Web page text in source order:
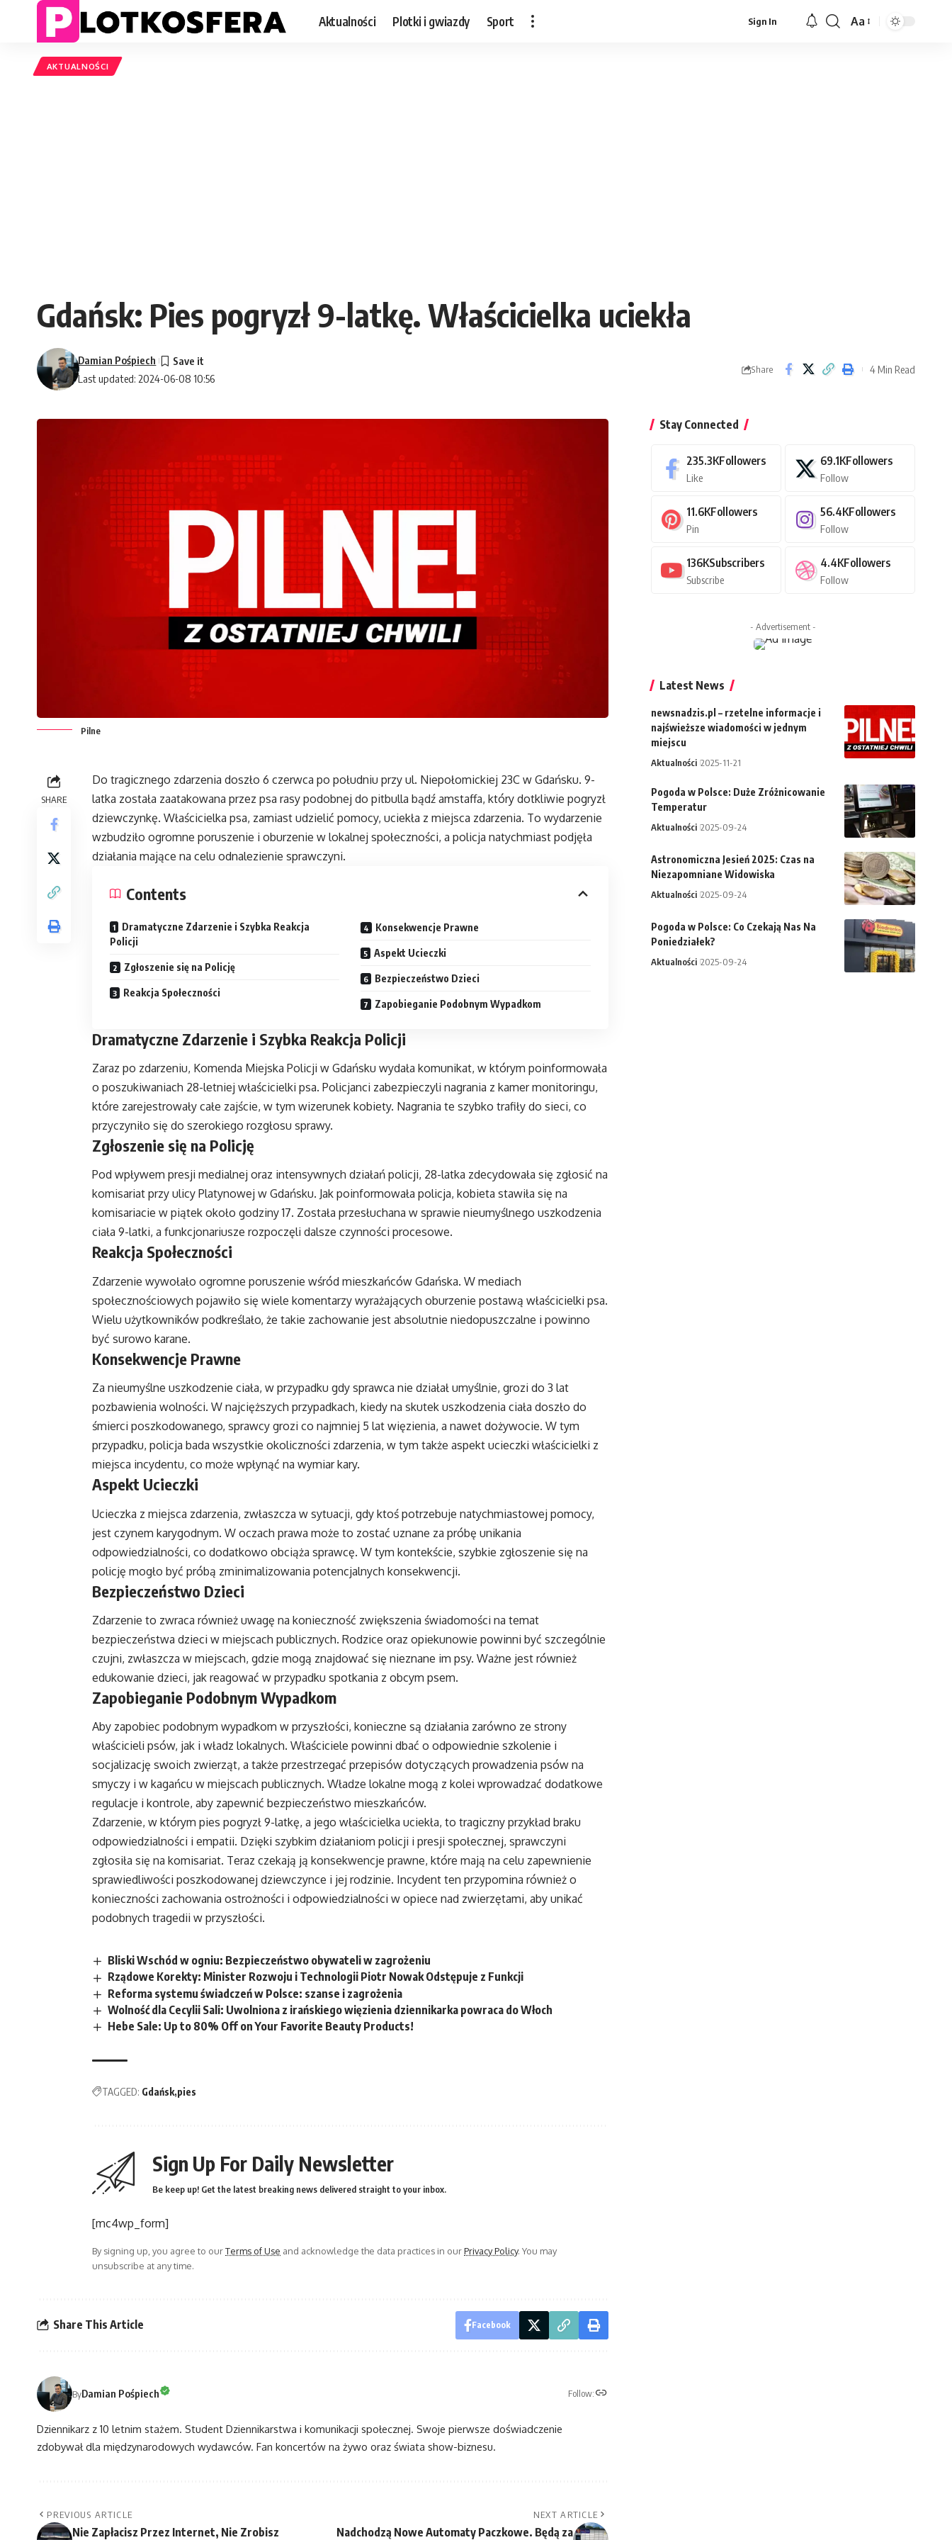
Aktualności Plotki i gwiazdy Sport Sign In
Font
Aa
AKTUALNOŚCI
Gdańsk: Pies pogryzł 9-latkę. Właścicielka uciekła
Last updated: 2024-06-08 10:56
Damian Pośpiech
Share 4 Min Read
Pilne
SHARE
Do tragicznego zdarzenia doszło 6 czerwca po południu przy ul. Niepołomickiej 23C w Gdańsku. 9-
latka została zaatakowana przez psa rasy podobnej do pitbulla bądź amstaffa, który dotkliwie pogryzł
dziewczynkę. Właścicielka psa, zamiast udzielić pomocy, uciekła z miejsca zdarzenia. To wydarzenie
wzbudziło ogromne poruszenie i oburzenie w lokalnej społeczności, a policja natychmiast podjęła
działania mające na celu odnalezienie sprawczyni.
Contents
Dramatyczne Zdarzenie i Szybka Reakcja
Policji
Zgłoszenie się na Policję
Reakcja Społeczności
Konsekwencje Prawne
Aspekt Ucieczki
Bezpieczeństwo Dzieci
Zapobieganie Podobnym Wypadkom
Dramatyczne Zdarzenie i Szybka Reakcja Policji
Zaraz po zdarzeniu, Komenda Miejska Policji w Gdańsku wydała komunikat, w którym poinformowała
o poszukiwaniach 28-letniej właścicielki psa. Policjanci zabezpieczyli nagrania z kamer monitoringu,
które zarejestrowały całe zajście, w tym wizerunek kobiety. Nagrania te szybko trafiły do sieci, co
przyczyniło się do szerokiego rozgłosu sprawy.
Zgłoszenie się na Policję
Pod wpływem presji medialnej oraz intensywnych działań policji, 28-latka zdecydowała się zgłosić na
komisariat przy ulicy Platynowej w Gdańsku. Jak poinformowała policja, kobieta stawiła się na
komisariacie w piątek około godziny 17. Została przesłuchana w sprawie nieumyślnego uszkodzenia
ciała 9-latki, a funkcjonariusze rozpoczęli dalsze czynności procesowe.
Reakcja Społeczności
Zdarzenie wywołało ogromne poruszenie wśród mieszkańców Gdańska. W mediach
społecznościowych pojawiło się wiele komentarzy wyrażających oburzenie postawą właścicielki psa.
Wielu użytkowników podkreślało, że takie zachowanie jest absolutnie niedopuszczalne i powinno
być surowo karane.
Konsekwencje Prawne
Za nieumyślne uszkodzenie ciała, w przypadku gdy sprawca nie działał umyślnie, grozi do 3 lat
pozbawienia wolności. W najcięższych przypadkach, kiedy na skutek uszkodzenia ciała doszło do
śmierci poszkodowanego, sprawcy grozi co najmniej 5 lat więzienia, a nawet dożywocie. W tym
przypadku, policja bada wszystkie okoliczności zdarzenia, w tym także aspekt ucieczki właścicielki z
miejsca incydentu, co może wpłynąć na wymiar kary.
Aspekt Ucieczki
Ucieczka z miejsca zdarzenia, zwłaszcza w sytuacji, gdy ktoś potrzebuje natychmiastowej pomocy,
jest czynem karygodnym. W oczach prawa może to zostać uznane za próbę unikania
odpowiedzialności, co dodatkowo obciąża sprawcę. W tym kontekście, szybkie zgłoszenie się na
policję mogło być próbą zminimalizowania potencjalnych konsekwencji.
Bezpieczeństwo Dzieci
Zdarzenie to zwraca również uwagę na konieczność zwiększenia świadomości na temat
bezpieczeństwa dzieci w miejscach publicznych. Rodzice oraz opiekunowie powinni być szczególnie
czujni, zwłaszcza w miejscach, gdzie mogą znajdować się nieznane im psy. Ważne jest również
edukowanie dzieci, jak reagować w przypadku spotkania z obcym psem.
Zapobieganie Podobnym Wypadkom
Aby zapobiec podobnym wypadkom w przyszłości, konieczne są działania zarówno ze strony
właścicieli psów, jak i władz lokalnych. Właściciele powinni dbać o odpowiednie szkolenie i
socjalizację swoich zwierząt, a także przestrzegać przepisów dotyczących prowadzenia psów na
smyczy i w kagańcu w miejscach publicznych. Władze lokalne mogą z kolei wprowadzać dodatkowe
regulacje i kontrole, aby zapewnić bezpieczeństwo mieszkańców.
Zdarzenie, w którym pies pogryzł 9-latkę, a jego właścicielka uciekła, to tragiczny przykład braku
odpowiedzialności i empatii. Dzięki szybkim działaniom policji i presji społecznej, sprawczyni
zgłosiła się na komisariat. Teraz czekają ją konsekwencje prawne, które mają na celu zapewnienie
sprawiedliwości poszkodowanej dziewczynce i jej rodzinie. Incydent ten przypomina również o
konieczności zachowania ostrożności i odpowiedzialności w opiece nad zwierzętami, aby unikać
podobnych tragedii w przyszłości.
Bliski Wschód w ogniu: Bezpieczeństwo obywateli w zagrożeniu
Rządowe Korekty: Minister Rozwoju i Technologii Piotr Nowak Odstępuje z Funkcji
Reforma systemu świadczeń w Polsce: szanse i zagrożenia
Wolność dla Cecylii Sali: Uwolniona z irańskiego więzienia dziennikarka powraca do Włoch
Hebe Sale: Up to 80% Off on Your Favorite Beauty Products!
TAGGED: Gdańsk pies
Sign Up For Daily Newsletter
Be keep up! Get the latest breaking news delivered straight to your inbox.
[mc4wp_form]
By signing up, you agree to ourTerms of Use and acknowledge the data practices in ourPrivacy Policy. You may
unsubscribe at any time.
Share This Article Facebook
ByDamian Pośpiech Follow:
Dziennikarz z 10 letnim stażem. Student Dziennikarstwa i komunikacji społecznej. Swoje pierwsze doświadczenie
zdobywał dla międzynarodowych wydawców. Fan koncertów na żywo oraz świata show-biznesu.
PREVIOUS ARTICLE
Nie Zapłacisz Przez Internet, Nie Zrobisz
NEXT ARTICLE
Nadchodzą Nowe Automaty Paczkowe. Będą za
Stay Connected
235.3KFollowers
Like
69.1KFollowers
Follow
11.6KFollowers
Pin
56.4KFollowers
Follow
136KSubscribers
Subscribe
4.4KFollowers
Follow
- Advertisement -
Latest News
newsnadzis.pl – rzetelne informacje i
najświeższe wiadomości w jednym
miejscu
Aktualności 2025-11-21
Pogoda w Polsce: Duże Zróżnicowanie
Temperatur
Aktualności 2025-09-24
Astronomiczna Jesień 2025: Czas na
Niezapomniane Widowiska
Aktualności 2025-09-24
Pogoda w Polsce: Co Czekają Nas Na
Poniedziałek?
Aktualności 2025-09-24